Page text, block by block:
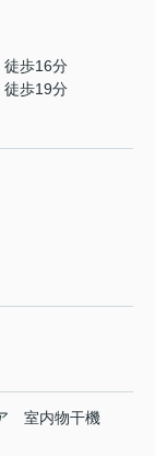
徒歩16分
徒歩19分
室内物干機